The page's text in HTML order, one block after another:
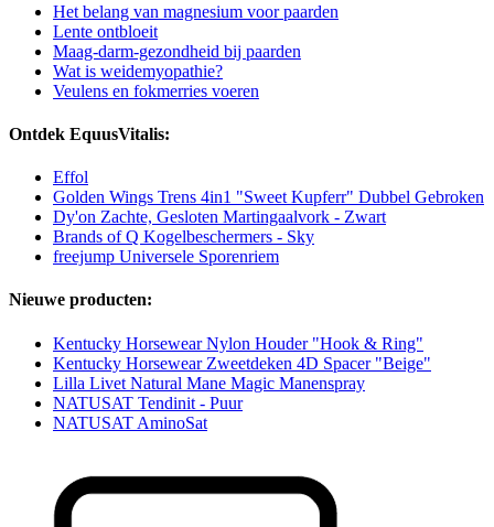
Het belang van magnesium voor paarden
Lente ontbloeit
Maag-darm-gezondheid bij paarden
Wat is weidemyopathie?
Veulens en fokmerries voeren
Ontdek EquusVitalis:
Effol
Golden Wings Trens 4in1 "Sweet Kupferr" Dubbel Gebroken
Dy'on Zachte, Gesloten Martingaalvork - Zwart
Brands of Q Kogelbeschermers - Sky
freejump Universele Sporenriem
Nieuwe producten:
Kentucky Horsewear Nylon Houder "Hook & Ring"
Kentucky Horsewear Zweetdeken 4D Spacer "Beige"
Lilla Livet Natural Mane Magic Manenspray
NATUSAT Tendinit - Puur
NATUSAT AminoSat